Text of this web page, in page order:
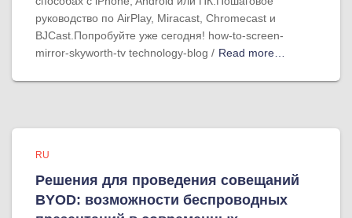
руководство по AirPlay, Miracast, Chromecast и
BJCast.Попробуйте уже сегодня! how-to-screen-
mirror-skyworth-tv technology-blog / Read more…
RU
Решения для проведения совещаний
BYOD: возможности беспроводных